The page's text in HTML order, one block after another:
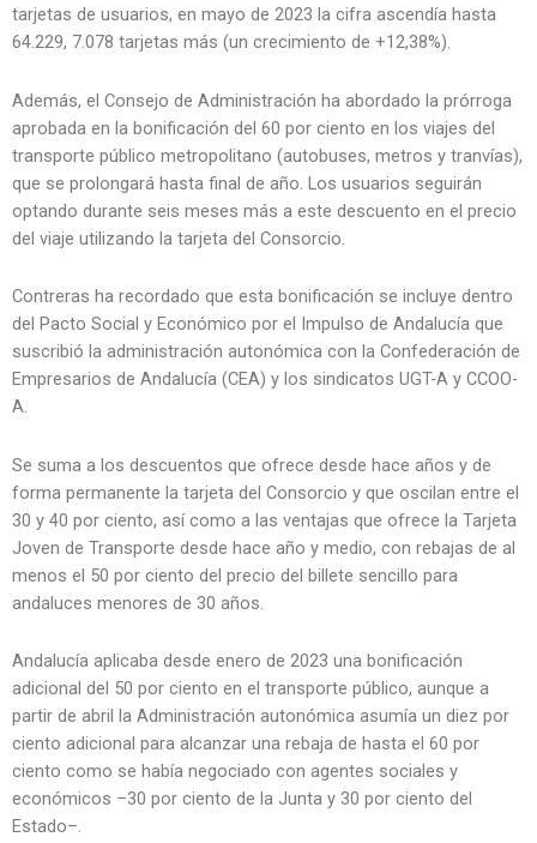
tarjetas de usuarios, en mayo de 2023 la cifra ascendía hasta
64.229, 7.078 tarjetas más (un crecimiento de +12,38%).
Además, el Consejo de Administración ha abordado la prórroga
aprobada en la bonificación del 60 por ciento en los viajes del
transporte público metropolitano (autobuses, metros y tranvías),
que se prolongará hasta final de año. Los usuarios seguirán
optando durante seis meses más a este descuento en el precio
del viaje utilizando la tarjeta del Consorcio.
Contreras ha recordado que esta bonificación se incluye dentro
del Pacto Social y Económico por el Impulso de Andalucía que
suscribió la administración autonómica con la Confederación de
Empresarios de Andalucía (CEA) y los sindicatos UGT-A y CCOO-
A.
Se suma a los descuentos que ofrece desde hace años y de
forma permanente la tarjeta del Consorcio y que oscilan entre el
30 y 40 por ciento, así como a las ventajas que ofrece la Tarjeta
Joven de Transporte desde hace año y medio, con rebajas de al
menos el 50 por ciento del precio del billete sencillo para
andaluces menores de 30 años.
Andalucía aplicaba desde enero de 2023 una bonificación
adicional del 50 por ciento en el transporte público, aunque a
partir de abril la Administración autonómica asumía un diez por
ciento adicional para alcanzar una rebaja de hasta el 60 por
ciento como se había negociado con agentes sociales y
económicos –30 por ciento de la Junta y 30 por ciento del
Estado–.